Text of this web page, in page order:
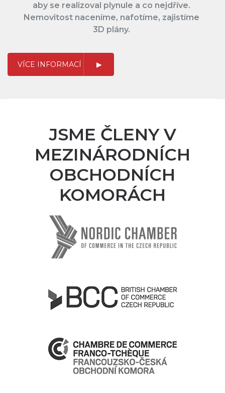
aby se realizoval plynule a co nejdříve.
Nemovitost naceníme, nafotíme, zajistíme
3D plány.
VÍCE INFORMACÍ
JSME ČLENY V
MEZINÁRODNÍCH
OBCHODNÍCH
KOMORÁCH